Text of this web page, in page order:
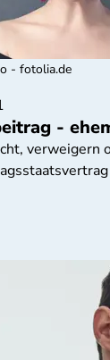
-
verweigern
- fotolia.de